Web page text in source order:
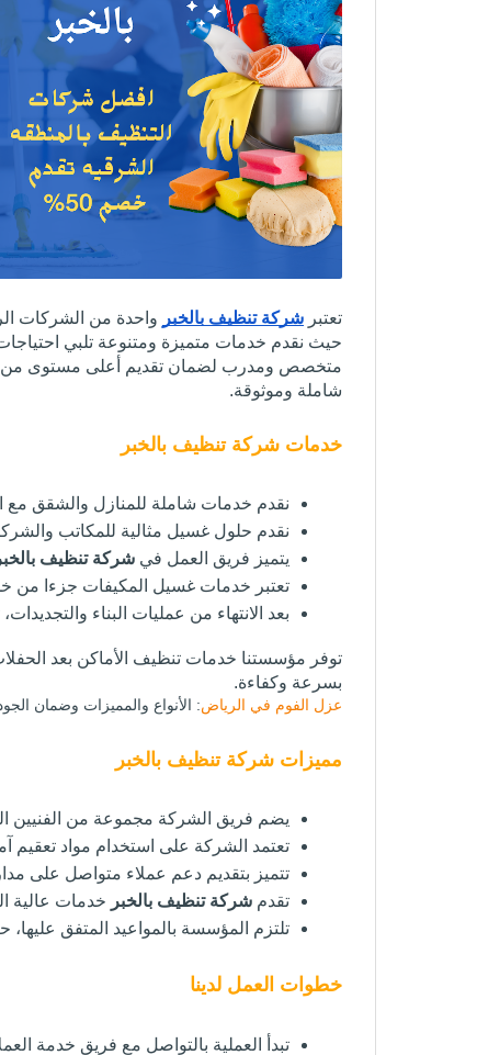
تعتبر شركة تنظيف بالخبر واحدة من الشركات
حيث نقدم خدمات متميزة ومتنوعة تلبي
متخصص ومدرب لضمان تقديم أعلى مستوى من
شاملة وموثوقة.
خدمات شركة تنظيف بالخبر
نقدم خدمات شاملة للمنازل والشقق مع
نقدم حلول غسيل مثالية للمكاتب
يتميز فريق العمل في شركة تنظيف
تعتبر خدمات غسيل المكيفات جزءا من
بعد الانتهاء من عمليات البناء
توفر مؤسستنا خدمات تنظيف الأماكن بعد
بسرعة وكفاءة.
عزل الفوم في الرياض: الأنواع والمميزات وضمان
مميزات شركة تنظيف بالخبر
يضم فريق الشركة مجموعة من الفنيين
تعتمد الشركة على استخدام مواد تعقيم
تتميز بتقديم دعم عملاء متواصل على
تقدم شركة تنظيف بالخبر خدمات عالية
تلتزم المؤسسة بالمواعيد المتفق
خطوات العمل لدينا
تبدأ العملية بالتواصل مع فريق خدمة